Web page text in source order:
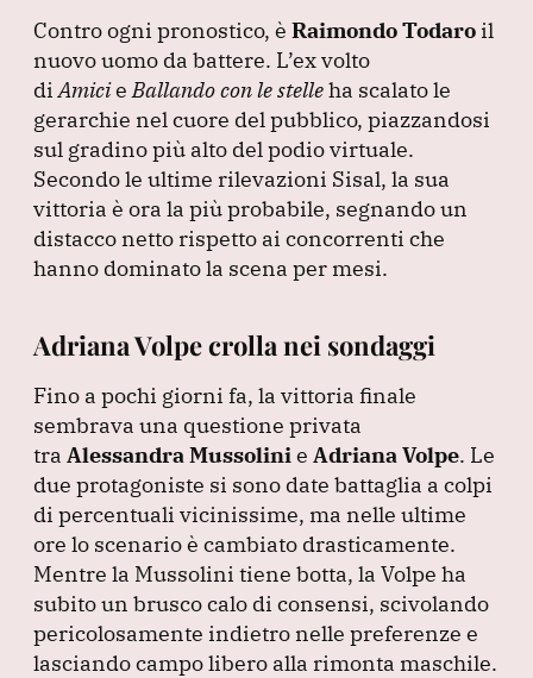
Contro ogni pronostico, è Raimondo Todaro il
nuovo uomo da battere. L’ex volto
diAmicieBallando con le stelleha scalato le
gerarchie nel cuore del pubblico, piazzandosi
sul gradino più alto del podio virtuale.
Secondo le ultime rilevazioni Sisal, la sua
vittoria è ora la più probabile, segnando un
distacco netto rispetto ai concorrenti che
hanno dominato la scena per mesi.
Adriana Volpe crolla nei sondaggi
Fino a pochi giorni fa, la vittoria finale
sembrava una questione privata
tra Alessandra Mussolinie Adriana Volpe. Le
due protagoniste si sono date battaglia a colpi
di percentuali vicinissime, ma nelle ultime
ore lo scenario è cambiato drasticamente.
Mentre la Mussolini tiene botta, la Volpe ha
subito un brusco calo di consensi, scivolando
pericolosamente indietro nelle preferenze e
lasciando campo libero alla rimonta maschile.